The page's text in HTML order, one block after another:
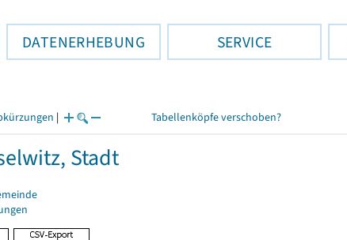
DATENERHEBUNG SERVICE
| Tabellenköpfe verschoben?
Stadt